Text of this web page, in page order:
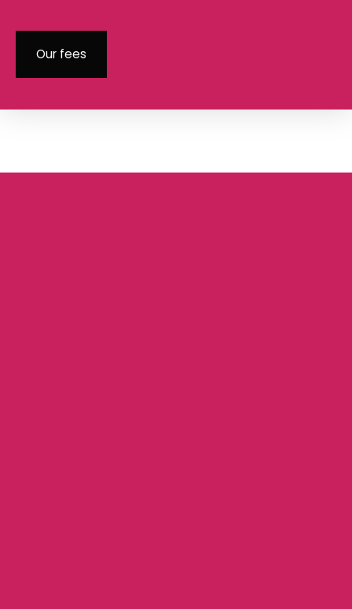
Our fees